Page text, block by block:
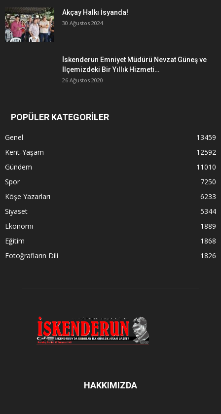
Akçay Halkı İsyanda!
30 Ağustos 2024
İskenderun Emniyet Müdürü Nevzat Güneş ve
İlçemizdeki Bir Yıllık Hizmeti…
26 Ağustos 2020
POPÜLER KATEGORİLER
Genel
13459
Kent-Yaşam
12592
Gündem
11010
Spor
7250
Köşe Yazarları
6233
Siyaset
5344
Ekonomi
1889
Eğitim
1868
Fotoğrafların Dili
1826
HAKKIMIZDA